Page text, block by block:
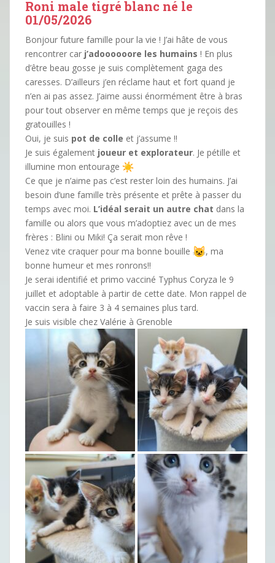
Roni male tigré blanc né le
01/05/2026
Bonjour future famille pour la vie ! J’ai hâte de vous
rencontrer car j’adoooooore les humains ! En plus
d’être beau gosse je suis complètement gaga des
caresses. D’ailleurs j’en réclame haut et fort quand je
n’en ai pas assez. J’aime aussi énormément être à bras
pour tout observer en même temps que je reçois des
gratouilles !
Oui, je suis pot de colle et j’assume !!
Je suis également joueur et explorateur. Je pétille et
illumine mon entourage
Ce que je n’aime pas c’est rester loin des humains. J’ai
besoin d’une famille très présente et prête à passer du
temps avec moi. L’idéal serait un autre chat dans la
famille ou alors que vous m’adoptiez avec un de mes
frères : Blini ou Miki! Ça serait mon rêve !
Venez vite craquer pour ma bonne bouille
, ma
bonne humeur et mes ronrons!!
Je serai identifié et primo vacciné Typhus Coryza le 9
juillet et adoptable à partir de cette date. Mon rappel de
vaccin sera à faire 3 à 4 semaines plus tard.
Je suis visible chez Valérie à Grenoble